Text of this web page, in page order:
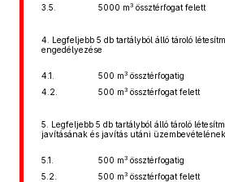
3.5.
5000 m3össztérfogat felett
4. Legfeljebb 5 db tartályból álló tároló
engedélyezése
4.1. 500 m3össztérfogatig
4.2.
500 m3össztérfogat felett
5. Legfeljebb 5 db tartályból álló tároló
javításának és javítás utáni
5.1. 500 m3össztérfogatig
5.2.
500 m3össztérfogat felett